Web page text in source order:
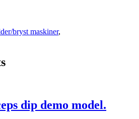
bryst maskiner,
dip demo model.